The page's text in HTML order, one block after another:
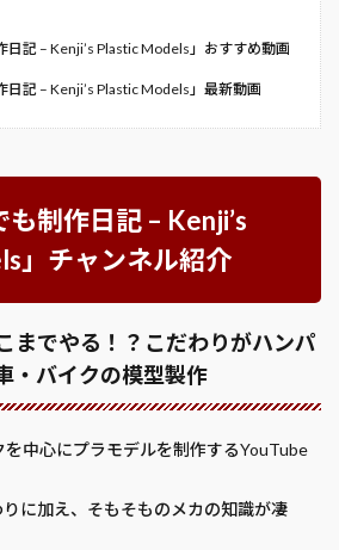
日記 – Kenji’s Plastic Models」おすすめ動画
日記 – Kenji’s Plastic Models」最新動画
も制作日記 – Kenji’s
」チャンネル紹介
までやる！？こだわりがハンパ
・バイクの模型製作
中心にプラモデルを制作するYouTube
に加え、そもそものメカの知識が凄